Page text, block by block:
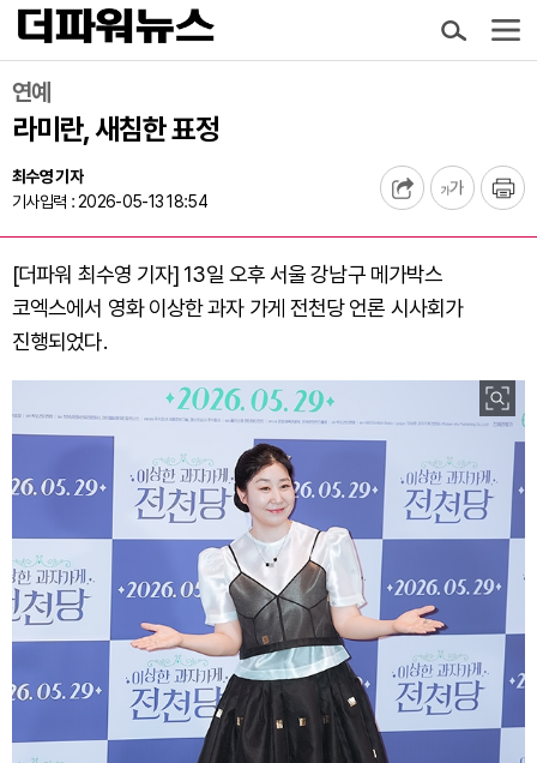
연예
라미란, 새침한 표정
최수영 기자
기사입력 : 2026-05-13 18:54
[더파워 최수영 기자] 13일 오후 서울 강남구 메가박스
코엑스에서 영화 이상한 과자 가게 전천당 언론 시사회가
진행되었다.